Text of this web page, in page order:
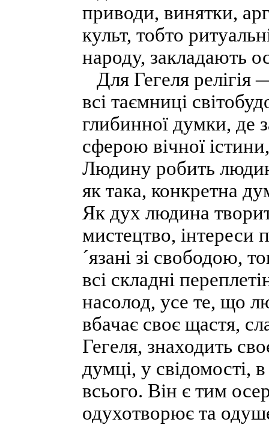
приводи, винятки,
культ, тобто
народу, закладають
Для Гегеля релігія
всі таємниці
глибинної думки, де
сферою вічної
Людину робить
як така, конкретна
Як дух людина
мистецтво, інтереси
´язані зі свободою,
всі складні
насолод, усе те, що
вбачає своє щастя,
Гегеля, знаходить
думці, у свідомості,
всього. Він є тим
одухотворює та